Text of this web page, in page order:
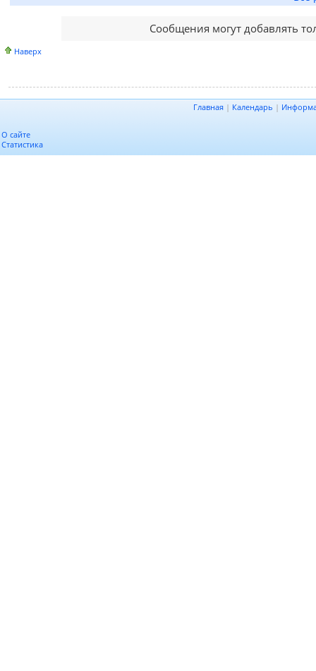
Сообщения могут добавлять
Наверх
Главная | Календарь |
О сайте
Статистика